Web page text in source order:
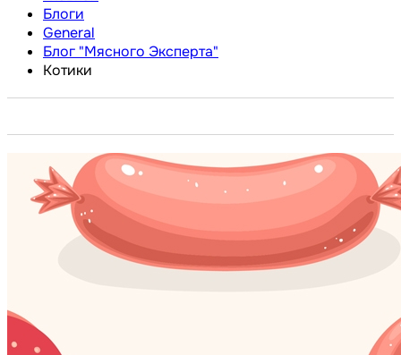
Блоги
General
Блог "Мясного Эксперта"
Котики